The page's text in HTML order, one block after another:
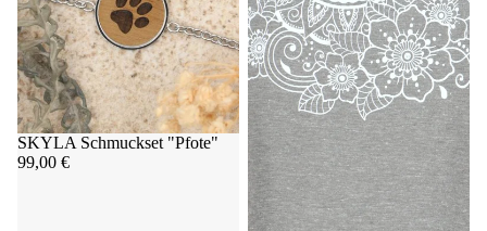
SKYLA Schmuckset "Pfote"
99,00 €